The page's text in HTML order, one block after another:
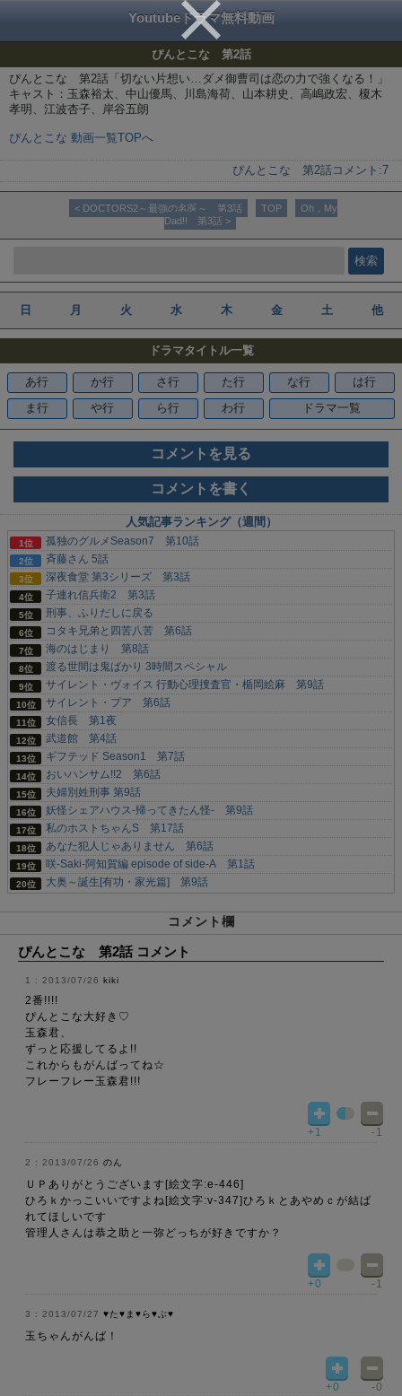
Youtubeドラマ無料動画
ぴんとこな 第2話
ぴんとこな 第2話「切ない片想い…ダメ御曹司は恋の力で強くなる！」
キャスト：玉森裕太、中山優馬、川島海荷、山本耕史、高嶋政宏、榎木
孝明、江波杏子、岸谷五朗
ぴんとこな 動画一覧TOPへ
ぴんとこな 第2話 コメント:7
< DOCTORS2～最強の名医～ 第3話 TOP
Oh，My
Dad!! 第3話 >
日 月 火 水 木 金 土 他
ドラマタイトル一覧
あ行 か行 さ行 た行 な行
は行
ま行
や行 ら行 わ行 ドラマ一覧
コメントを見る
コメントを書く
人気記事ランキング（週間）
孤独のグルメSeason7 第10話
斉藤さん 5話
深夜食堂 第3シリーズ 第3話
子連れ信兵衛2 第3話
刑事、ふりだしに戻る
コタキ兄弟と四苦八苦 第6話
海のはじまり 第8話
渡る世間は鬼ばかり 3時間スペシャル
サイレント・ヴォイス 行動心理捜査官・楯岡絵麻 第9話
サイレント・プア 第6話
女信長 第1夜
武道館 第4話
ギフテッド Season1 第7話
おいハンサム!!2 第6話
夫婦別姓刑事 第9話
妖怪シェアハウス-帰ってきたん怪- 第9話
私のホストちゃんS 第17話
あなた犯人じゃありません 第6話
咲-Saki-阿知賀編 episode of side-A 第1話
大奥～誕生[有功・家光篇] 第9話
コメント欄
ぴんとこな 第2話 コメント
2013/07/26 kiki
2番!!!!
ぴんとこな大好き♡
玉森君、
ずっと応援してるよ!!
これからもがんばってね☆
フレーフレー玉森君!!!
+1 -1
2013/07/26 のん
ＵＰありがとうございます[絵文字:e-446]
ひろｋかっこいいですよね[絵文字:v-347]ひろｋとあやめｃが結ば
れてほしいです
管理人さんは恭之助と一弥どっちが好きですか？
+0 -1
2013/07/27 ♥た♥ま♥ら♥ぶ♥
玉ちゃんがんば！
+0 -0